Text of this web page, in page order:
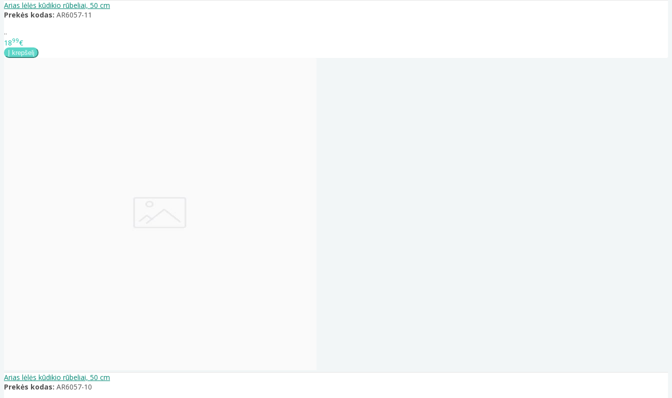
Arias lėlės kūdikio rūbeliai, 50 cm
Prekės kodas: AR6057-11
..
1899€
Arias lėlės kūdikio rūbeliai, 50 cm
Prekės kodas: AR6057-10